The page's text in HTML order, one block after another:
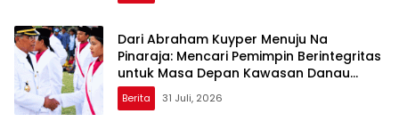
Dari Abraham Kuyper Menuju Na
Pinaraja: Mencari Pemimpin Berintegritas
untuk Masa Depan Kawasan Danau
Toba
Berita 31 Juli, 2026